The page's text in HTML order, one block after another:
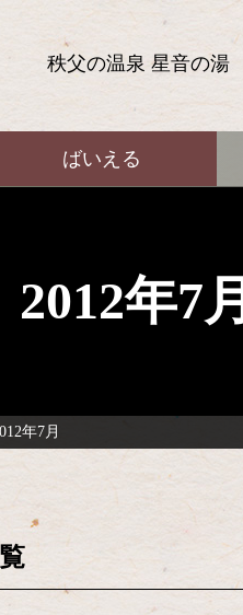
秩父の温泉 星音の
ばいえる
2012年7
年7月